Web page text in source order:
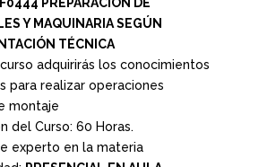
Y MAQUINARIA SEGÚN
TÉCNICA
adquirirás los conocimientos
para realizar operaciones
montaje
del Curso: 60 Horas.
experto en la materia